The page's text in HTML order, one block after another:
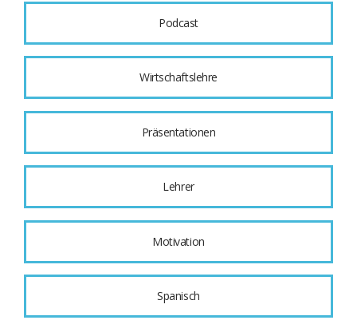
Podcast
Wirtschaftslehre
Präsentationen
Lehrer
Motivation
Spanisch